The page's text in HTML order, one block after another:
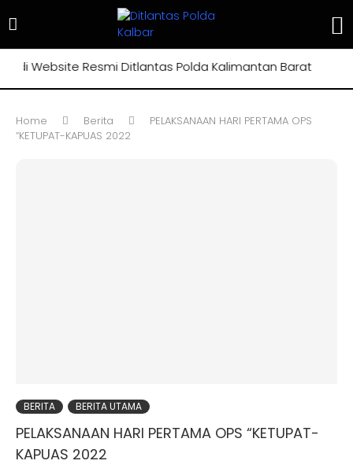
Website Resmi Ditlantas Polda Kalimantan Barat
Home Berita
PELAKSANAAN HARI PERTAMA OPS
“KETUPAT-KAPUAS 2022
BERITA BERITA UTAMA
PELAKSANAAN HARI PERTAMA OPS “KETUPAT-
KAPUAS 2022